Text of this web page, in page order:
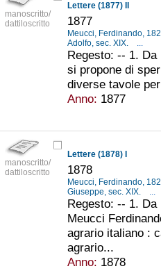
manoscritto/
dattiloscritto
Lettere (1877) II
1877
Meucci, Ferdinando,
Adolfo, sec. XIX.
...
Regesto: -- 1.
si propone di
diverse tavole
Anno: 1877
manoscritto/
dattiloscritto
Lettere (1878) I
1878
Meucci, Ferdinando,
Giuseppe, sec. XIX.
...
Regesto: -- 1.
Meucci
agrario italiano :
agrario...
Anno: 1878